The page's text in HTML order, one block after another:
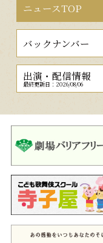
ニュースTOP
バックナンバー
出演・配信情報
最終更新日：2026/08/06